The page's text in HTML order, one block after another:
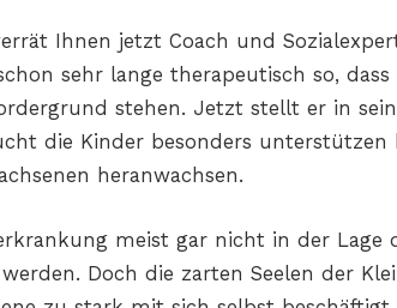
Ihnen jetzt Coach und
sehr lange therapeutisch so, dass
stehen. Jetzt stellt er in
die Kinder besonders unterstützen
heranwachsen.
meist gar nicht in der Lage
Doch die zarten Seelen der